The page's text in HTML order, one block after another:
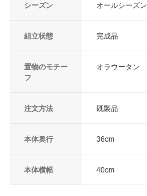
シーズン オールシーズン
組立状態 完成品
置物のモチー
フ
オラウータン
注文方法 既製品
本体奥行 36cm
本体横幅 40cm